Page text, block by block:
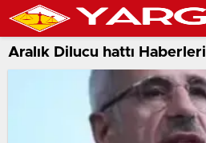
Aralık Dilucu hattı Haberleri